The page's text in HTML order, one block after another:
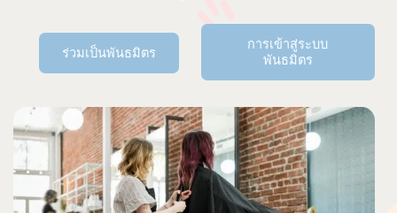
ร่วมเป็นพันธมิตร
การเข้าสู่ระบบ
พันธมิตร